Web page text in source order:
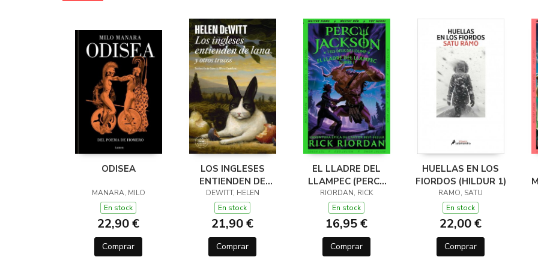
ODISEA
MANARA, MILO
En stock
22,90 €
Comprar
LOS INGLESES
ENTIENDEN DE
LANA (Y OTROS
TRUCOS)
DEWITT, HELEN
En stock
21,90 €
Comprar
EL LLADRE DEL
LLAMPEC (PERCY
JACKSON I ELS
DÉUS DE L'OLIMP 1)
RIORDAN, RICK
En stock
16,95 €
Comprar
HUELLAS EN LOS
FIORDOS (HILDUR 1)
RAMO, SATU
En stock
22,00 €
Comprar